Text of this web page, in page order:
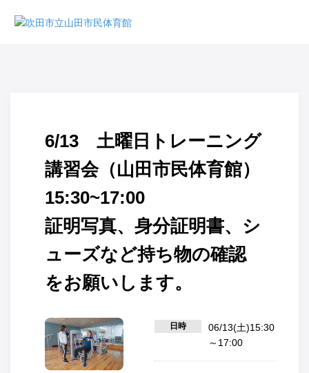
6/13 土曜日トレーニング
講習会（山田市民体育館）
15:30~17:00
証明写真、身分証明書、シ
ューズなど持ち物の確認
をお願いします。
日時
06/13(土)15:30
～17:00